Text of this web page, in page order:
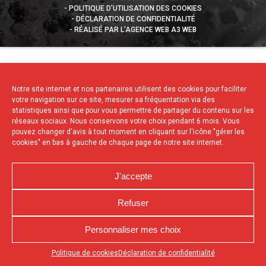
Notre site internet et nos partenaires utilisent des cookies pour faciliter
votre navigation sur ce site, mesurer sa fréquentation via des
statistiques ainsi que pour vous permettre de partager du contenu sur les
réseaux sociaux. Nous conservons votre choix pendant 6 mois. Vous
pouvez changer d'avis à tout moment en cliquant sur l'icône "gérer les
cookies" en bas à gauche de chaque page de notre site internet.
J'accepte
Refuser
Personnaliser mes choix
Politique de cookies Déclaration de confidentialité
Appuyez sur le bouton partager en bas de votre
POLITIQUE D’UTILISATION DES COOKIES
DÉCLARATION DE CONFIDENTIALITÉ
RÉALISÉ PAR L’AGENCE WEB A3 WEB